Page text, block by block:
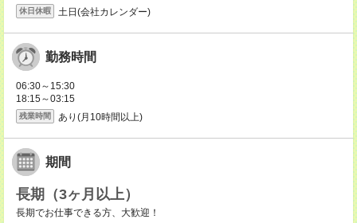
休日休暇 土日(会社カレンダー)
勤務時間
06:30～15:30
18:15～03:15
残業時間 あり(月10時間以上)
期間
長期（3ヶ月以上）
長期でお仕事できる方、大歓迎！